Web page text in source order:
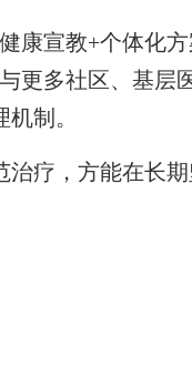
宣教+个体化方
更多社区、基层
制。
，方能在长期